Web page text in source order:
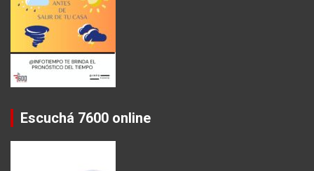
Escuchá 7600 online